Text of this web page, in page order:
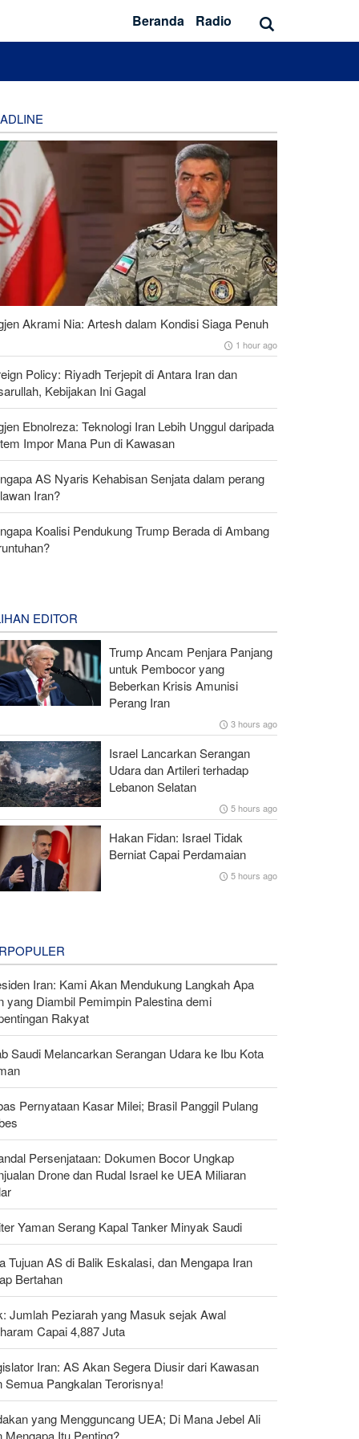
Beranda Radio
Akrami Nia: Artesh dalam Kondisi Siaga Penuh
1 hour ago
Policy: Riyadh Terjepit di Antara Iran dan
Kebijakan Ini Gagal
Ebnolreza: Teknologi Iran Lebih Unggul daripada
Impor Mana Pun di Kawasan
AS Nyaris Kehabisan Senjata dalam perang
Iran?
Koalisi Pendukung Trump Berada di Ambang
EDITOR
Trump Ancam Penjara Panjang
untuk Pembocor yang
Beberkan Krisis Amunisi
Perang Iran
3 hours ago
Israel Lancarkan Serangan
Udara dan Artileri terhadap
Lebanon Selatan
5 hours ago
Hakan Fidan: Israel Tidak
Berniat Capai Perdamaian
5 hours ago
Iran: Kami Akan Mendukung Langkah Apa
yang Diambil Pemimpin Palestina demi
Rakyat
Saudi Melancarkan Serangan Udara ke Ibu Kota
Pernyataan Kasar Milei; Brasil Panggil Pulang
Persenjataan: Dokumen Bocor Ungkap
Drone dan Rudal Israel ke UEA Miliaran
Yaman Serang Kapal Tanker Minyak Saudi
Tujuan AS di Balik Eskalasi, dan Mengapa Iran
Bertahan
Jumlah Peziarah yang Masuk sejak Awal
Capai 4,887 Juta
Iran: AS Akan Segera Diusir dari Kawasan
Semua Pangkalan Terorisnya!
yang Mengguncang UEA; Di Mana Jebel Ali
Mengapa Itu Penting?